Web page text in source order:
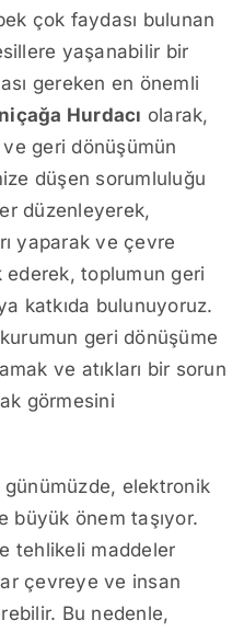
çok faydası bulunan
yaşanabilir bir
gereken en önemli
Hurdacı olarak,
geri dönüşümün
düşen sorumluluğu
düzenleyerek,
yaparak ve çevre
ederek, toplumun geri
katkıda bulunuyoruz.
geri dönüşüme
ve atıkları bir sorun
görmesini
günümüzde, elektronik
büyük önem taşıyor.
tehlikeli maddeler
çevreye ve insan
Bu nedenle,